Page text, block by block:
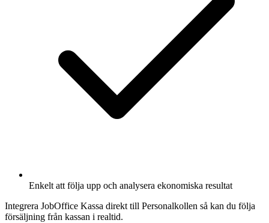
Enkelt att följa upp och analysera ekonomiska resultat
Integrera JobOffice Kassa direkt till Personalkollen så kan du följa
försäljning från kassan i realtid.